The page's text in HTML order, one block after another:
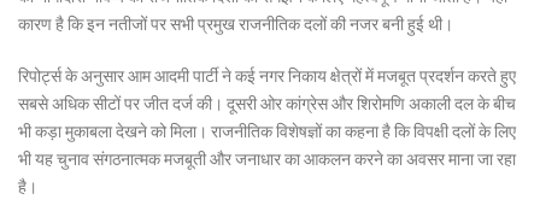
कारण है कि इन नतीजों पर सभी प्रमुख राजनीतिक दलों की नजर बनी हुई थी।
रिपोर्ट्स के अनुसार आम आदमी पार्टी ने कई नगर निकाय क्षेत्रों में मजबूत प्रदर्शन करते हुए
सबसे अधिक सीटों पर जीत दर्ज की। दूसरी ओर कांग्रेस और शिरोमणि अकाली दल के बीच
भी कड़ा मुकाबला देखने को मिला। राजनीतिक विशेषज्ञों का कहना है कि विपक्षी दलों के लिए
भी यह चुनाव संगठनात्मक मजबूती और जनाधार का आकलन करने का अवसर माना जा रहा
है।